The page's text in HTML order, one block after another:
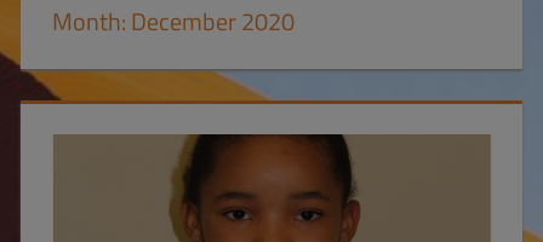
Month:December 2020